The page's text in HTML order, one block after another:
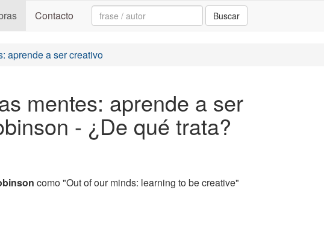
Contacto Search: Buscar
aprende a ser creativo
mentes: aprende a ser
- ¿De qué trata?
como "Out of our minds: learning to be creative"